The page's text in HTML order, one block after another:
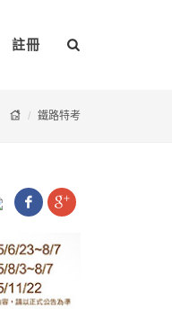
註冊
鐵路特考